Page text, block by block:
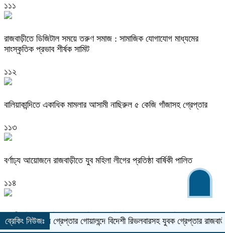
১১১
রাজবাড়ীতে ডিজিটাল সময়ে তরুণ সমাজ : সামাজিক যোগাযোগ মাধ্যমের
সাংস্কৃতিক প্রভাব শীর্ষক সামিট
১১২
বালিয়াকান্দিতে একাধিক মামলার আসামী নাছিরুল ৫ কেজি গাঁজাসহ গ্রেপ্তার
১১৩
বর্ণাঢ্য আয়োজনে রাজবাড়ীতে যুব মহিলা লীগের প্রতিষ্ঠা বার্ষিকী পালিত
১১৪
যাত্রীবাহি বাসে পুলিশের তল্লাশি ! ফেনসিডিলসহ মাদক কারবারি গ্রেপ্তার
ব্রেকিং নিউজঃ
গ্রেপ্তার গোয়ালন্দে বিদেশী রিভলবারসহ যুবক গ্রেপ্তাররাজবাড়ীতে সড়ক